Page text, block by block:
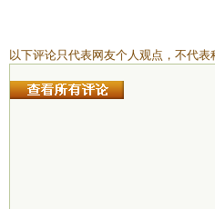
以下评论只代表网友个人观点，不代表